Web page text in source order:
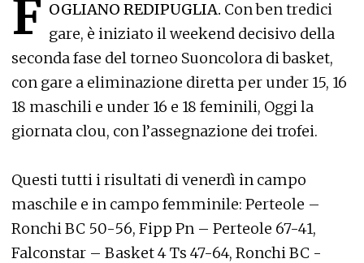
F OGLIANO REDIPUGLIA. Con ben tredici
gare, è iniziato il weekend decisivo della
seconda fase del torneo Suoncolora di basket,
con gare a eliminazione diretta per under 15, 16
18 maschili e under 16 e 18 feminili, Oggi la
giornata clou, con l’assegnazione dei trofei.
Questi tutti i risultati di venerdì in campo
maschile e in campo femminile: Perteole –
Ronchi BC 50-56, Fipp Pn – Perteole 67-41,
Falconstar – Basket 4 Ts 47-64, Ronchi BC -